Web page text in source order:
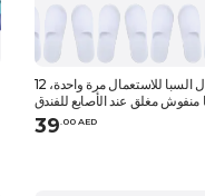
12 زوجًا من نعال السبا للاستعمال مرة واحدة،
منفوش مغلق عند الأصابع للفندق
والمنزل واستخدام الضيوف
39.00 AED